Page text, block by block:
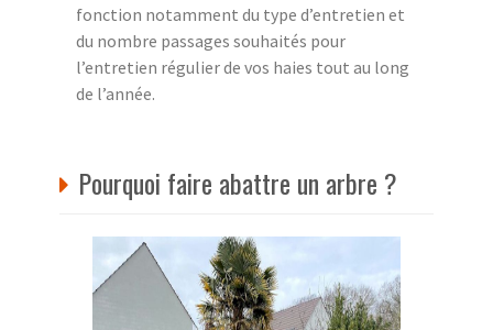
fonction notamment du type d’entretien et
du nombre passages souhaités pour
l’entretien régulier de vos haies tout au long
de l’année.
Pourquoi faire abattre un arbre ?